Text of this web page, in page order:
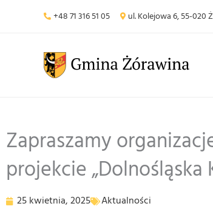
+48 71 316 51 05 ul. Kolejowa 6, 55-020
Zapraszamy
projekcie „Dolnośląska
25 kwietnia, 2025 Aktualności